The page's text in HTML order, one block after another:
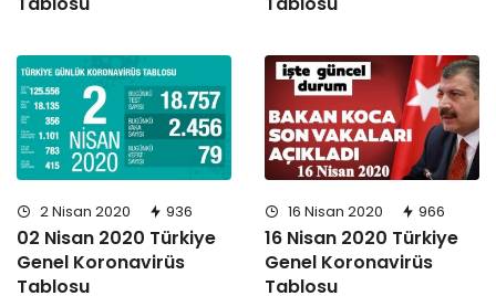
2 Nisan 2020 936
02 Nisan 2020 Türkiye
Genel Koronavirüs
Tablosu
16 Nisan 2020 966
16 Nisan 2020 Türkiye
Genel Koronavirüs
Tablosu